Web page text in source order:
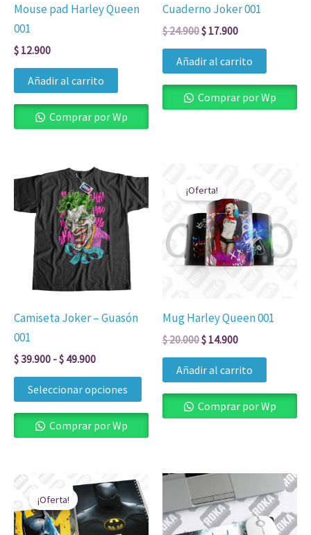
Mouse pad Harley Queen
001
$ 12.900
Añadir al carrito
Comprar por Wp
Cuaderno Joker 001
$24.900$ 17.900
Añadir al carrito
Comprar por Wp
Camiseta Joker – Guasón
001
$39.900 -$ 49.900
Rango
de
precios:
desde
$ 39.900
hasta
$ 49.900
Seleccionar opciones
producto
tiene
múltiples
variantes.
pueden
elegir
página
Comprar por Wp
¡Oferta!
Mug Harley Queen 001
$20.000
original
era:
$ 20.000.
$ 14.900
actual
es:
$ 14.900.
Añadir al carrito
Comprar por Wp
¡Oferta!
precio
original
era:
$ 24.900.
precio
actual
es:
$ 17.900.